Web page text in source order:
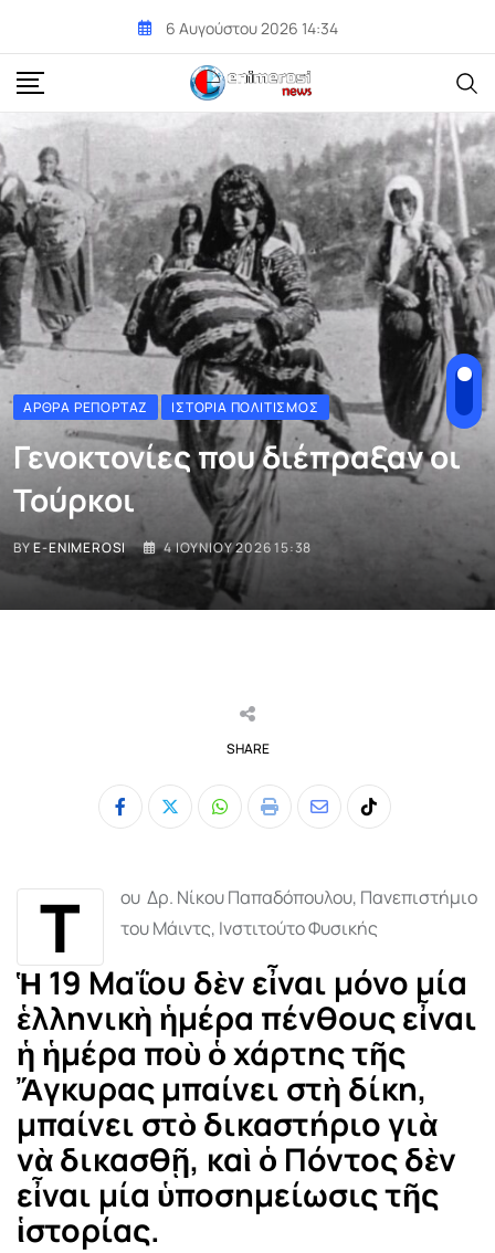
content
6 Αυγούστου 2026 14:34
ΆΡΘΡΑ ΡΕΠΟΡΤΆΖ ΙΣΤΟΡΊΑ ΠΟΛΙΤΙΣΜΌΣ
Γενοκτονίες που διέπραξαν οι
Τούρκοι
BYE-ENIMEROSI 4 ΙΟΥΝΊΟΥ 2026 15:38
SHARE
Whatsapp
Print
ShareTiktok
Τ
ου Δρ. Νίκου Παπαδόπουλου, Πανεπιστήμιο
του Μάιντς, Ινστιτούτο Φυσικής
Ἡ 19 Μαΐου δὲν εἶναι µόνο µία
ἑλληνικὴ ἡµέρα πένθους εἶναι
ἡ ἡµέρα ποὺ ὁ χάρτης τῆς
Ἄγκυρας µπαίνει στὴ δίκη,
µπαίνει στὸ δικαστήριο γιὰ
νὰ δικασθῇ, καὶ ὁ Πόντος δὲν
εἶναι µία ὑποσηµείωσις τῆς
ἱστορίας.